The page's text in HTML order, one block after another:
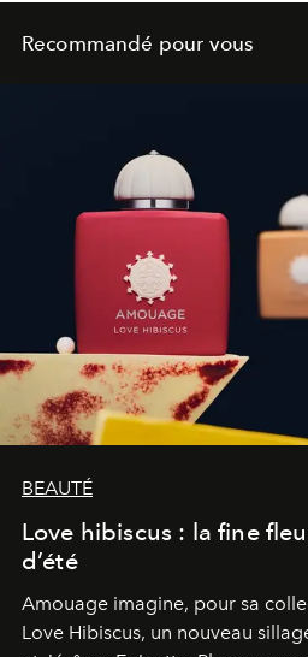
Recommandé pour vous
BEAUTÉ
Love hibiscus : la fine
d’été
Amouage imagine, pour sa
Love Hibiscus, un nouveau